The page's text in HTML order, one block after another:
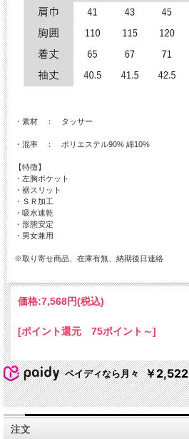
・素材 ： タッサー
・混率 ： ポリエステル90% 綿10%
【特徴】
・左胸ポケット
・裾スリット
・ＳＲ加工
・吸水速乾
・形態安定
・男女兼用
※取り寄せ商品、在庫有無、納期後日連絡
価格:7,568円(税込)
[ポイント還元 75ポイント～]
ペイディなら月々 ￥2,522
注文